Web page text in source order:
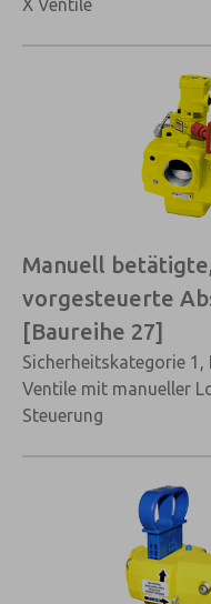
X Ventile
Manuell
vorgesteuerte
[Baureihe 27]
Sicherheitskategorie 1,
Ventile mit manueller
Steuerung